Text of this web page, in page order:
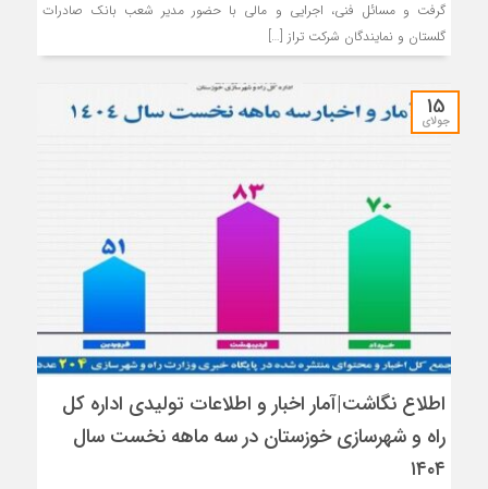
گرفت و مسائل فنی، اجرایی و مالی با حضور مدیر شعب بانک صادرات
گلستان و نمایندگان شرکت تراز […]
15
جولای
اطلاع نگاشت|آمار اخبار و اطلاعات تولیدی اداره کل
راه و شهرسازی خوزستان در سه ماهه نخست سال
۱۴۰۴